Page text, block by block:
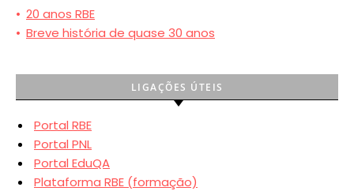
• 20 anos RBE
• Breve história de quase 30 anos
LIGAÇÕES ÚTEIS
Portal RBE
Portal PNL
Portal EduQA
Plataforma RBE (formação)